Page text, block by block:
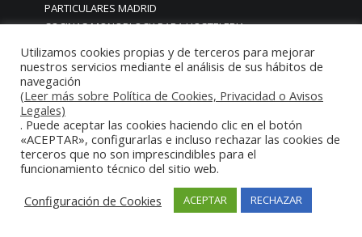
PARTICULARES MADRID
COCINAS MONOBLOCK PARA HOSTELERIA
COCINAS MONOBLOCK PARA HOTELES
Cocinas monoblock personalizadas a medida
COCINAS MONOBLOCK PROFESIONALES A MEDIDA
PERSONALIZADAS MADRID
COCINAS MONOBLOCK Y BARRAS A MEDIDA RESTAURANTES
MADRIDD
Cocinas para chef amateur
COCINAS PARA COMEDORES EMPRESAS
cocinas para comedores escolares
COCINAS PARA FOODTRUCKS FOOD TRUCK
Utilizamos cookies propias y de terceros para mejorar
nuestros servicios mediante el análisis de sus hábitos de
navegación
(Leer más sobre Política de Cookies, Privacidad o Avisos
Legales)
. Puede aceptar las cookies haciendo clic en el botón
«ACEPTAR», configurarlas e incluso rechazar las cookies de
terceros que no son imprescindibles para el
funcionamiento técnico del sitio web.
Configuración de Cookies
ACEPTAR RECHAZAR